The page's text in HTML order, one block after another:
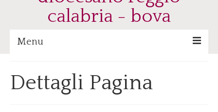
Menu
Patrimonio/Staff
Dettagli Pagina